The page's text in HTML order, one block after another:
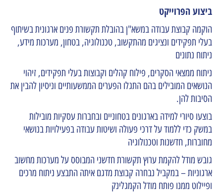
ביצוע הפרוייקט
הוקמה קבוצת עבודה במשא"ן בהובלת תקשורת פנים ארגונית בשיתוף
בעלי תפקידים ונציגים מהתקשוב, טכנולוגיה, בטחון, מערכות מידע,
ניתוח נתונים
ניתוח ממצאי הסקרים, פילוח קהלים וקבוצות בעלי תפקידים, זיהוי
הנושאים המובילים בהם התגלו הפערים הממשעותיים וניסיון להבין את
הסיבות להן.
בוצעו סיורי למידה בארגונים בטחוניים ובחברות עסקיות מובילות
במשק כדי ללמוד על דרכי פעולה ושיטות עבודה בפעילויות בנושאי
מחוברות, חדשנות וטכנולוגיה
גובש מודל להקמת ערוץ תקשורת חדשני המבוסס על מערכות מחשוב
ארגוניות – במקביל נבחרה קבוצת מדגם איתה התבצע ניתוח מרכים
ופיילוט ממנו פותח מודל הקמגלינק